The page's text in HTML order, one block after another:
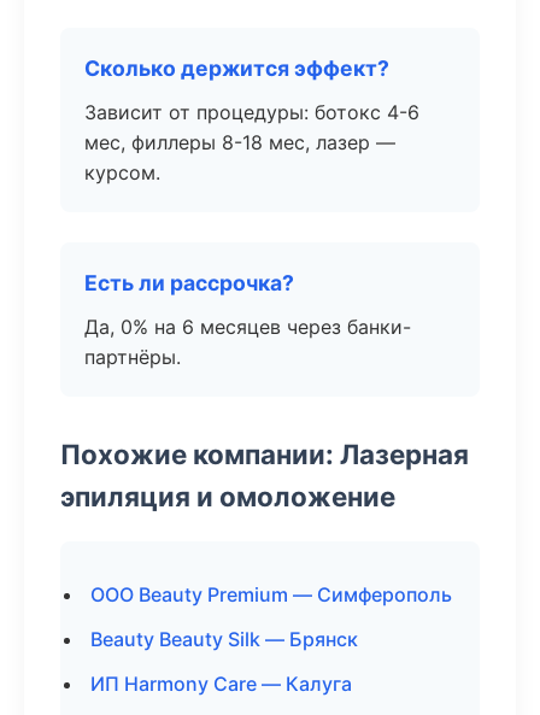
Сколько держится эффект?
Зависит от процедуры: ботокс 4-6
мес, филлеры 8-18 мес, лазер —
курсом.
Есть ли рассрочка?
Да, 0% на 6 месяцев через банки-
партнёры.
Похожие компании: Лазерная
эпиляция и омоложение
ООО Beauty Premium — Симферополь
Beauty Beauty Silk — Брянск
ИП Harmony Care — Калуга